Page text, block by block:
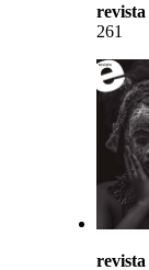
revista
261
revista